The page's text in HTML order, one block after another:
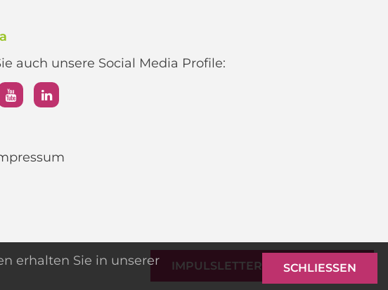
auch unsere Social Media Profile:
IMPULSLETTER ANMELDEN
erhalten Sie in unserer
SCHLIESSEN